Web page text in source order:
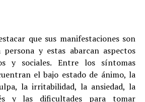
que sus manifestaciones son
y estas abarcan aspectos
y sociales. Entre los síntomas
el bajo estado de ánimo, la
la irritabilidad, la ansiedad, la
y las dificultades para tomar